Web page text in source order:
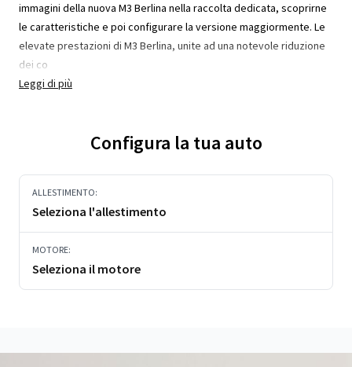
immagini della nuova M3 Berlina nella raccolta dedicata, scoprirne
le caratteristiche e poi configurare la versione maggiormente. Le
elevate prestazioni di M3 Berlina, unite ad una notevole riduzione
dei co
Leggi di più
Configura la tua auto
ALLESTIMENTO:
Seleziona l'allestimento
MOTORE:
Seleziona il motore